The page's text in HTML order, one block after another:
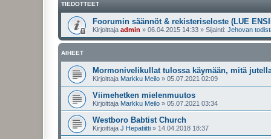
TIEDOTTEET
Foorumin säännöt & rekisteriseloste (LUE
Kirjoittaja admin » 06.04.2015 14:33 » Sijainti: Jehovan
AIHEET
Mormonivelikullat tulossa käymään, mitä
Kirjoittaja Markku Meilo » 05.07.2021 02:09
Viimehetken mielenmuutos
Kirjoittaja Markku Meilo » 05.07.2021 03:34
Westboro Babtist Church
Kirjoittaja J Hepatiitti » 14.04.2018 18:37